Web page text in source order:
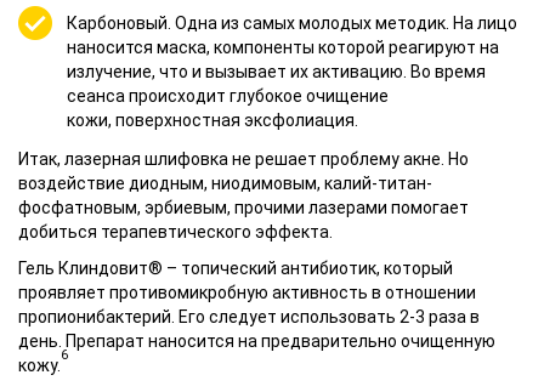
Карбоновый. Одна из самых молодых методик. На лицо
наносится маска, компоненты которой реагируют на
излучение, что и вызывает их активацию. Во время
сеанса происходит глубокое очищение
кожи, поверхностная эксфолиация.
Итак, лазерная шлифовка не решает проблему акне. Но
воздействие диодным, ниодимовым, калий-титан-
фосфатновым, эрбиевым, прочими лазерами помогает
добиться терапевтического эффекта.
Гель Клиндовит® – топический антибиотик, который
проявляет противомикробную активность в отношении
пропионибактерий. Его следует использовать 2-3 раза в
день. Препарат наносится на предварительно очищенную
кожу.
6